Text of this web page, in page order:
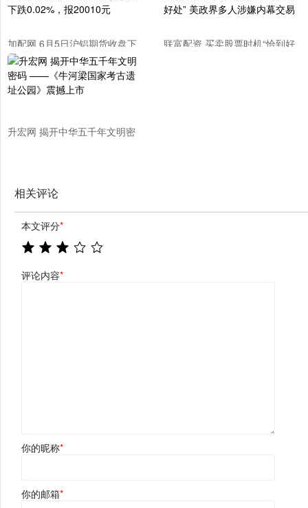
加配网 6月5日沪铝期货收盘下
跌0.02%，报20010元
联富配资 买卖股票时机“恰到好
升宏网 揭开中华五千年文明密
相关评论
本文评分*
评论内容*
你的昵称*
你的邮箱*